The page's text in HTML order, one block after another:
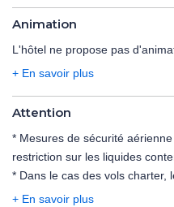
cette véritable oasis en plein
Animation
L'hôtel ne propose pas
+ En savoir plus
Attention
* Mesures de sécurité
restriction sur les liquides
* Dans le cas des vols charter,
déterminés dans les 48
+ En savoir plus